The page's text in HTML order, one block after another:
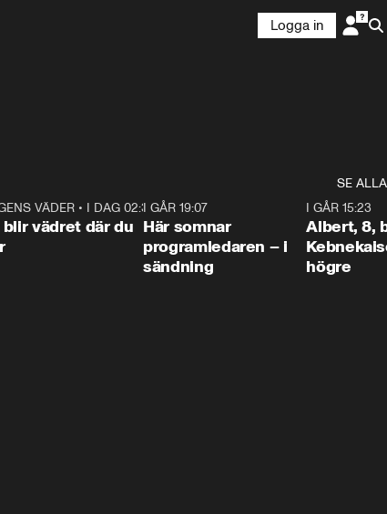
Logga in
SE ALLA
1:06
VÄDER• I DAG 02:30
blir vädret där du
I GÅR 19:07
Här somnar
programledaren – i
sändning
I GÅR 15:23
Albert, 8,
högre